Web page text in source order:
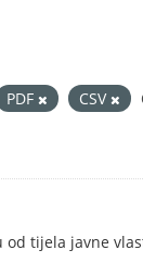
PDF CSV
od tijela javne